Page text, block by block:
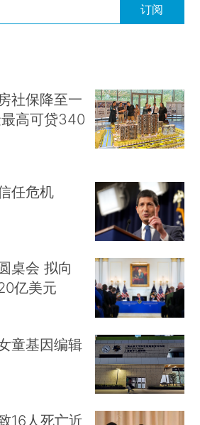
订阅
社保降至一
高可贷340
任危机
桌会 拟向
亿美元
童基因编辑
16人死亡近